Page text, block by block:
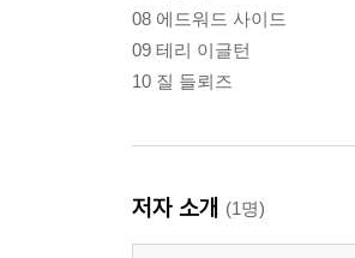
08 에드워드 사이드
09 테리 이글턴
10 질 들뢰즈
저자 소개 (1명)